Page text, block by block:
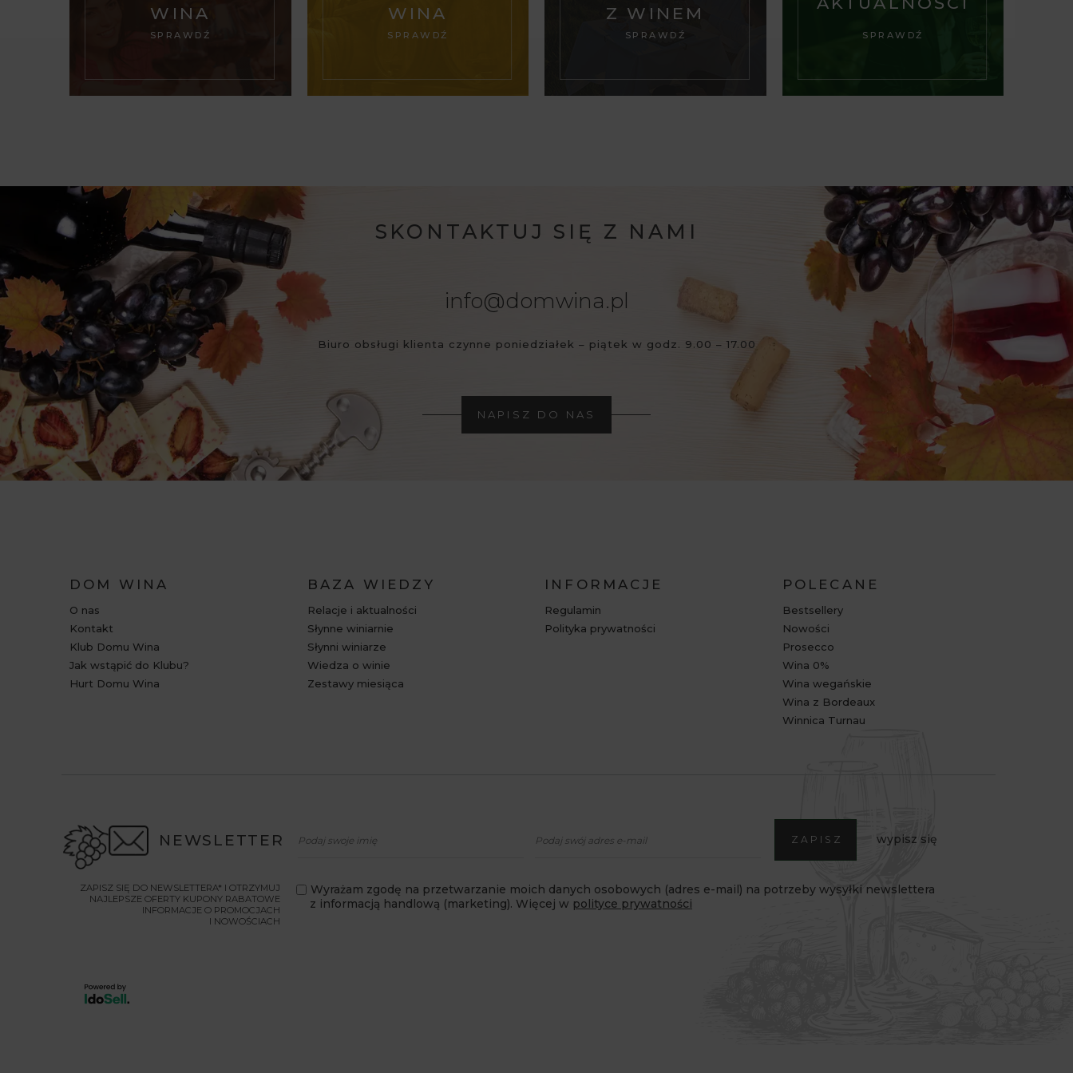
WINA
SPRAWDŹ
WINA
SPRAWDŹ
Z WINEM
SPRAWDŹ SPRAWDŹ
SKONTAKTUJ SIĘ Z NAMI
info@domwina.pl
Biuro obsługi klienta czynne poniedziałek – piątek w godz. 9.00 – 17.00
NAPISZ DO NAS
DOM WINA
O nas
Kontakt
Klub Domu Wina
Jak wstąpić do Klubu?
Hurt Domu Wina
BAZA WIEDZY
Relacje i aktualności
Słynne winiarnie
Słynni winiarze
Wiedza o winie
Zestawy miesiąca
INFORMACJE
Regulamin
Polityka prywatności
POLECANE
Bestsellery
Nowości
Prosecco
Wina 0%
Wina wegańskie
Wina z Bordeaux
Winnica Turnau
NEWSLETTER
ZAPISZ SIĘ DO NEWSLETTERA* I OTRZYMUJ
NAJLEPSZE OFERTY KUPONY RABATOWE
INFORMACJE O PROMOCJACH
I NOWOŚCIACH
ZAPISZ wypisz się
Wyrażam zgodę na przetwarzanie moich danych osobowych (adres e-mail) na potrzeby wysyłki newslettera
z informacją handlową (marketing). Więcej w polityce prywatności